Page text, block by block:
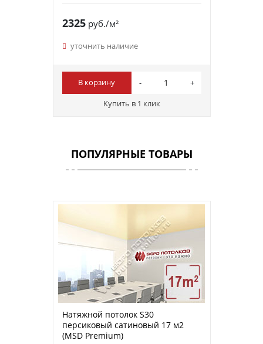
2325руб./м²
уточнить наличие
В корзину
Купить в 1 клик
ПОПУЛЯРНЫЕ ТОВАРЫ
Натяжной потолок S30
персиковый сатиновый 17 м2
(MSD Premium)